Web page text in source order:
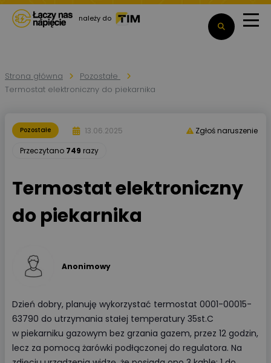
należy do
Strona główna
Pozostałe
Termostat elektroniczny do piekarnika
Pozostałe
13.06.2025
Przeczytano 749 razy
Zgłoś naruszenie
Termostat elektroniczny
do piekarnika
Anonimowy
Dzień dobry, planuję wykorzystać termostat 0001-00015-
63790 do utrzymania stałej temperatury 35st.C
w piekarniku gazowym bez grzania gazem, przez 12 godzin,
lecz za pomocą żarówki podłączonej do regulatora. Na